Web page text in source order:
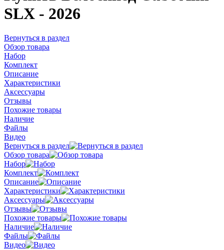
SLX - 2026
Вернуться в раздел
Обзор товара
Набор
Комплект
Описание
Характеристики
Аксессуары
Отзывы
Похожие товары
Наличие
Файлы
Видео
Вернуться в раздел
Обзор товара
Набор
Комплект
Описание
Характеристики
Аксессуары
Отзывы
Похожие товары
Наличие
Файлы
Видео